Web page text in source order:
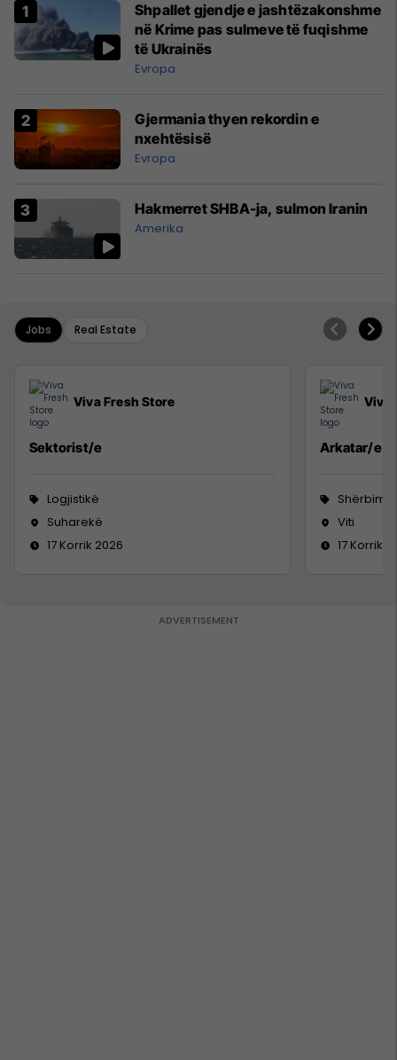
Shpallet gjendje e jashtëzakonshme
në Krime pas sulmeve të fuqishme
të Ukrainës
Evropa
Gjermania thyen rekordin e
nxehtësisë
Evropa
Hakmerret SHBA-ja, sulmon Iranin
Amerika
Jobs Real Estate
Viva Fresh Store
Sektorist/e
Logjistikë
Suharekë
17 Korrik 2026
Viva
Arkatar/e
Viti
17 Korrik